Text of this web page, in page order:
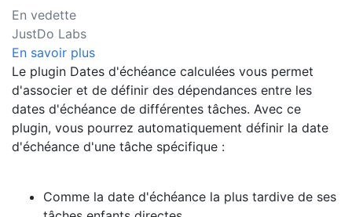
En vedette
JustDo Labs
En savoir plus
Le plugin Dates d'échéance calculées vous permet
d'associer et de définir des dépendances entre les
dates d'échéance de différentes tâches. Avec ce
plugin, vous pourrez automatiquement définir la date
d'échéance d'une tâche spécifique :
Comme la date d'échéance la plus tardive de ses